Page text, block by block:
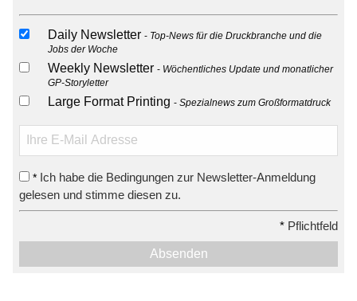
Daily Newsletter
Top-News für die Druckbranche und die
Jobs der Woche
Weekly Newsletter
Wöchentliches Update und monatlicher
GP-Storyletter
Large Format Printing Spezialnews zum Großformatdruck
* Ich habe die Bedingungen zur Newsletter-Anmeldung
gelesen und stimme diesen zu.
* Pflichtfeld
Absenden